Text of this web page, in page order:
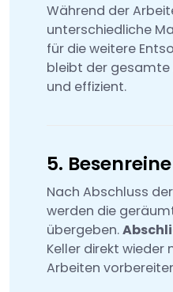
Während der
unterschiedliche
für die weitere
bleibt der
und effizient.
5.
Nach Abschluss
werden die
übergeben.
Keller direkt wieder
Arbeiten